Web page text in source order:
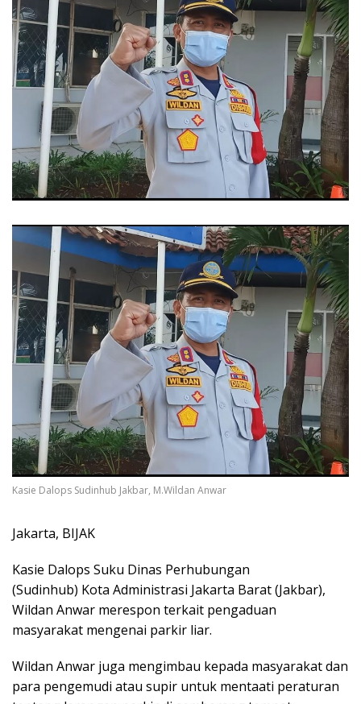
Kasie Dalops Sudinhub Jakbar, M.Wildan Anwar
Jakarta, BIJAK
Kasie Dalops Suku Dinas Perhubungan
(Sudinhub) Kota Administrasi Jakarta Barat (Jakbar),
Wildan Anwar merespon terkait pengaduan
masyarakat mengenai parkir liar.
Wildan Anwar juga mengimbau kepada masyarakat dan
para pengemudi atau supir untuk mentaati peraturan